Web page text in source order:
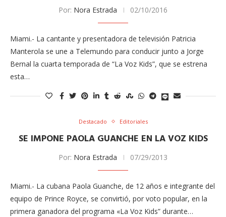
Por: Nora Estrada 02/10/2016
Miami.- La cantante y presentadora de televisión Patricia
Manterola se une a Telemundo para conducir junto a Jorge
Bernal la cuarta temporada de “La Voz Kids”, que se estrena
esta…
Destacado Editoriales
SE IMPONE PAOLA GUANCHE EN LA VOZ KIDS
Por: Nora Estrada 07/29/2013
Miami.- La cubana Paola Guanche, de 12 años e integrante del
equipo de Prince Royce, se convirtió, por voto popular, en la
primera ganadora del programa «La Voz Kids” durante…